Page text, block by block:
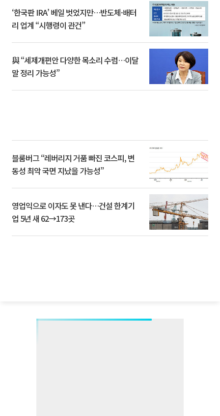
‘한국판 IRA’ 베일 벗었지만…반도체·배터
리 업계 “시행령이 관건”
與 “세제개편안 다양한 목소리 수렴…이달
말 정리 가능성”
블룸버그 “레버리지 거품 빠진 코스피, 변
동성 최악 국면 지났을 가능성”
영업익으로 이자도 못 낸다…건설 한계기
업 5년 새 62→173곳